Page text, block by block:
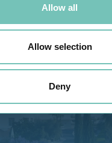
Allow all
Allow selection
Deny
de Alvor, Sítio Cruz da
8500-322 Alvor -